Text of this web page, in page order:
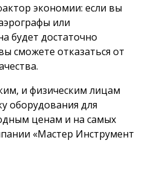
экономии: если вы
или
будет достаточно
сможете отказаться от
и физическим лицам
оборудования для
ценам и на самых
«Мастер Инструмент